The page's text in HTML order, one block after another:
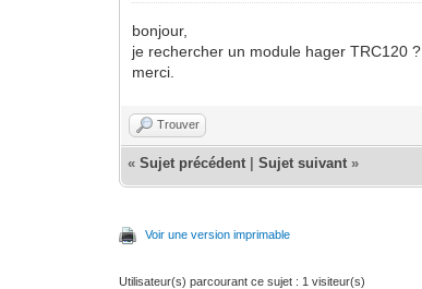
bonjour,
je rechercher un module hager TRC120 ?
merci.
Trouver
«Sujet précédent |Sujet suivant »
Voir une version imprimable
Utilisateur(s) parcourant ce sujet : 1 visiteur(s)